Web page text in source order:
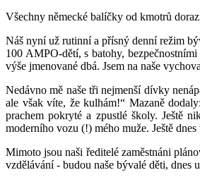
Všechny německé balíčky od kmotrů
Náš nyní už rutinní a přísný denní režim
100 AMPO-dětí, s batohy,
výše jmenované dbá. Jsem na naše
Nedávno mě naše tři nejmenší dívky
ale však víte, že kulhám!“ Mazaně
prachem pokryté a zpustlé školy. Ještě
moderního vozu (!) mého muže. Ještě
Mimoto jsou naši ředitelé zaměstnáni
vzdělávání - budou naše bývalé děti,